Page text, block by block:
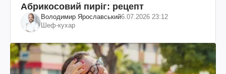
Абрикосовий пиріг: рецепт
Володимир Ярославський6.07.2026 23:12
Шеф-кухар